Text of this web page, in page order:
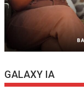
GALAXY IA